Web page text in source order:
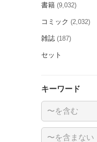
書籍 (9,032)
コミック (2,032)
雑誌 (187)
セット
キーワード